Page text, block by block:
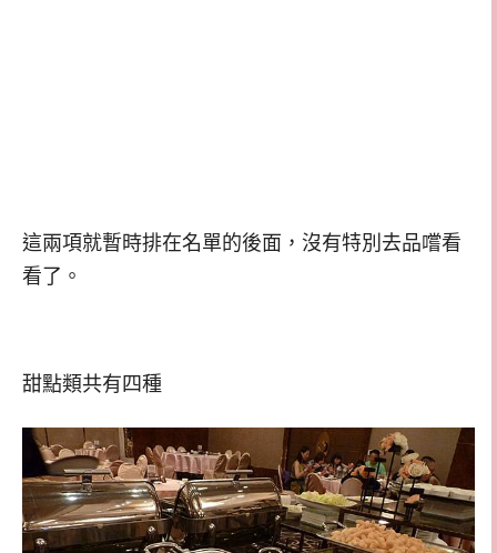
這兩項就暫時排在名單的後面，沒有特別去品嚐看
看了。
甜點類共有四種